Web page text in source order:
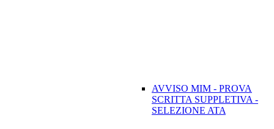
AVVISO MIM - PROVA
SCRITTA SUPPLETIVA -
SELEZIONE ATA